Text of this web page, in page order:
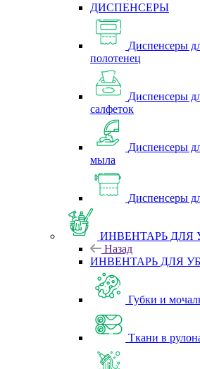
ДИСПЕНСЕРЫ
Диспенсеры
полотенец
Диспенсеры
салфеток
Диспенсеры
мыла
Диспенсеры
ИНВЕНТАРЬ ДЛЯ
Назад
ИНВЕНТАРЬ ДЛЯ
Губки и
Ткани в